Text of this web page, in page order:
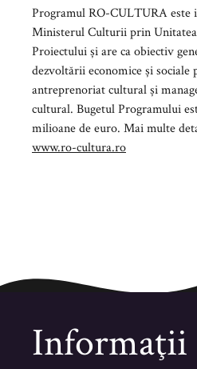
Programul RO-CULTURA este
Ministerul Culturii prin
Proiectului și are ca obiectiv
dezvoltării economice și sociale
antreprenoriat cultural și
cultural. Bugetul Programului
milioane de euro. Mai multe
www.ro-cultura.ro
Informaţii